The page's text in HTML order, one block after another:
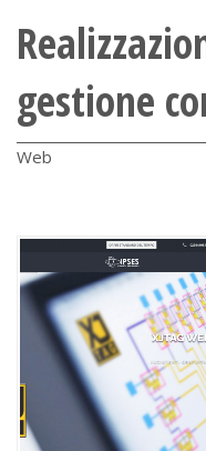
gestione
Web